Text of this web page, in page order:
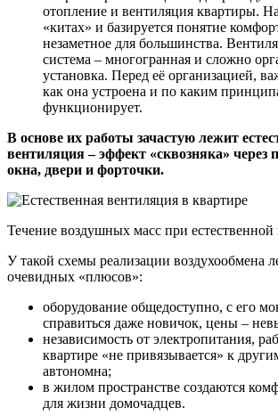
отопление и вентиляция квартиры.
«китах» и базируется понятие
незаметное для большинства.
система – многогранная и сложно
установка. Перед её организацией,
как она устроена и по каким
функционирует.
В основе их работы зачастую лежит
вентиляция – эффект «сквозняка»
окна, двери и форточки.
Течение воздушных масс при естественной
У такой схемы реализации воздухообмена
очевидных «плюсов»:
оборудование общедоступно, с его
справиться даже новичок, цены –
независимость от электропитания,
квартире «не привязывается» к
автономна;
в жилом пространстве создаются
для жизни домочадцев.